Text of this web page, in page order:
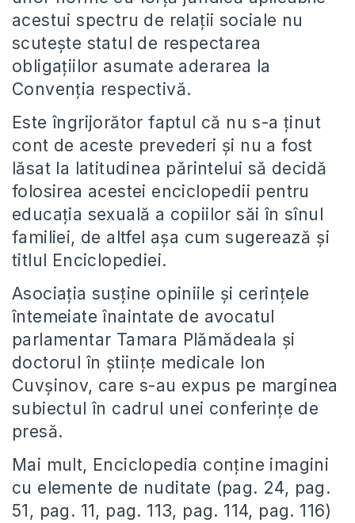
acestui spectru de relații sociale nu
scutește statul de respectarea
obligațiilor asumate aderarea la
Convenția respectivă.
Este îngrijorător faptul că nu s-a ținut
cont de aceste prevederi și nu a fost
lăsat la latitudinea părintelui să decidă
folosirea acestei enciclopedii pentru
educația sexuală a copiilor săi în sînul
familiei, de altfel așa cum sugerează și
titlul Enciclopediei.
Asociația susține opiniile și cerințele
întemeiate înaintate de avocatul
parlamentar Tamara Plămădeala și
doctorul în științe medicale Ion
Cuvșinov, care s-au expus pe marginea
subiectul în cadrul unei conferințe de
presă.
Mai mult, Enciclopedia conține imagini
cu elemente de nuditate (pag. 24, pag.
51, pag. 11, pag. 113, pag. 114, pag. 116)